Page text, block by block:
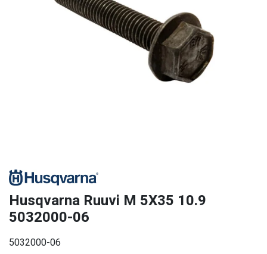
Husqvarna Ruuvi M 5X35 10.9
5032000-06
5032000-06